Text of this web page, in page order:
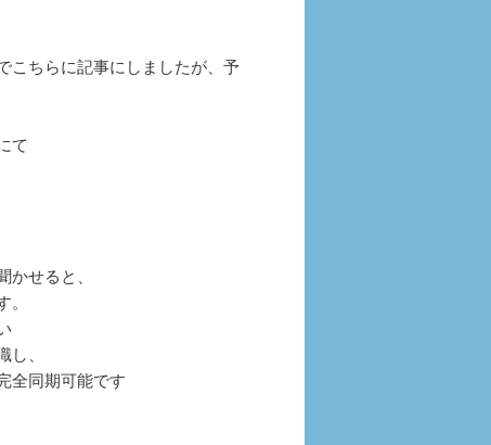
こちらに記事にしましたが、予
て
せると、
、
全同期可能です